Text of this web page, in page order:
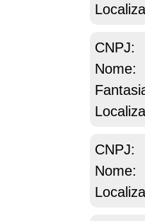
CNPJ:
Nome:
CNPJ:
Nome: